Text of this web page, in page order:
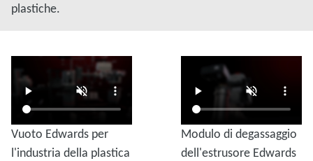
plastiche.
Vuoto Edwards per
l'industria della plastica
Modulo di degassaggio
dell'estrusore Edwards